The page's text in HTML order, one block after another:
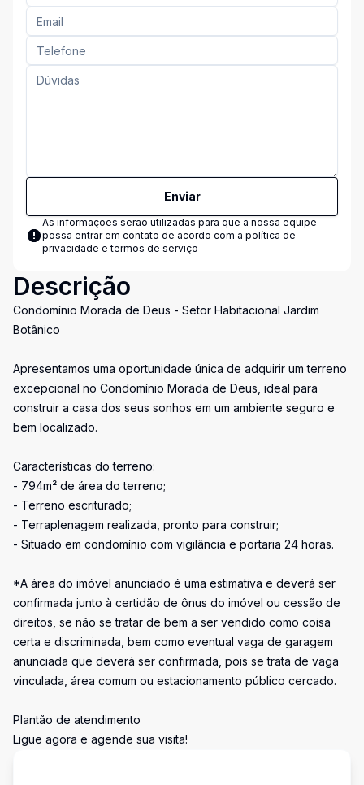
Enviar
As informações serão utilizadas para que a nossa equipe
possa entrar em contato de acordo com a política de
privacidade e termos de serviço
Descrição
Condomínio Morada de Deus - Setor Habitacional Jardim
Botânico
Apresentamos uma oportunidade única de adquirir um terreno
excepcional no Condomínio Morada de Deus, ideal para
construir a casa dos seus sonhos em um ambiente seguro e
bem localizado.
Características do terreno:
- 794m² de área do terreno;
- Terreno escriturado;
- Terraplenagem realizada, pronto para construir;
- Situado em condomínio com vigilância e portaria 24 horas.
*A área do imóvel anunciado é uma estimativa e deverá ser
confirmada junto à certidão de ônus do imóvel ou cessão de
direitos, se não se tratar de bem a ser vendido como coisa
certa e discriminada, bem como eventual vaga de garagem
anunciada que deverá ser confirmada, pois se trata de vaga
vinculada, área comum ou estacionamento público cercado.
Plantão de atendimento
Ligue agora e agende sua visita!